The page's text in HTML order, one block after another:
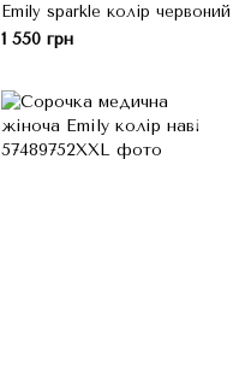
Emily sparkle колір червоний
1 550 грн